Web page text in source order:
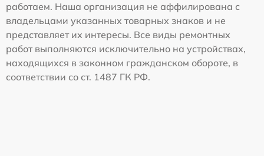
работаем. Наша организация не аффилирована с
владельцами указанных товарных знаков и не
представляет их интересы. Все виды ремонтных
работ выполняются исключительно на устройствах,
находящихся в законном гражданском обороте, в
соответствии со ст. 1487 ГК РФ.